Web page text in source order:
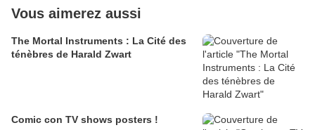
Vous aimerez aussi
The Mortal Instruments : La Cité des
ténèbres de Harald Zwart
Comic con TV shows posters !